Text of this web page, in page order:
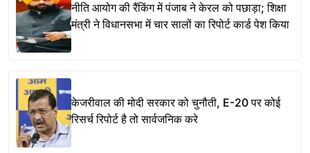
नीति आयोग की रैंकिंग में पंजाब ने केरल को पछाड़ा; शिक्षा
मंत्री ने विधानसभा में चार सालों का रिपोर्ट कार्ड पेश किया
केजरीवाल की मोदी सरकार को चुनौती, E-20 पर कोई
रिसर्च रिपोर्ट है तो सार्वजनिक करे